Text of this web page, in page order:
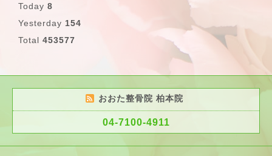
Today 8
Yesterday 154
Total 453577
おおた整骨院 柏本院
04-7100-4911